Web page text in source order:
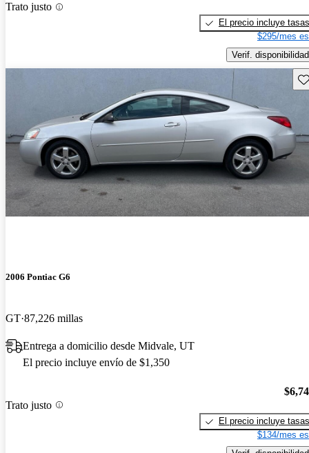
Trato justo
El precio incluye tasas
$295/mes
Verif. disponibilidad
2006 Pontiac G6
GT 87,226 millas
Entrega a domicilio desde Midvale, UT
El precio incluye envío de $1,350
Trato justo
El precio incluye tasas
$134/mes